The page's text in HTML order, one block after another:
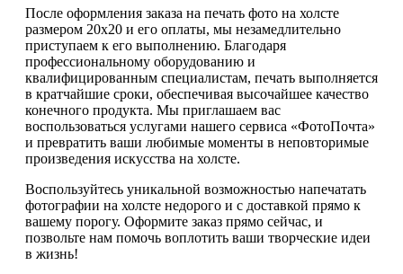
После оформления заказа на печать фото на холсте
размером 20х20 и его оплаты, мы незамедлительно
приступаем к его выполнению. Благодаря
профессиональному оборудованию и
квалифицированным специалистам, печать выполняется
в кратчайшие сроки, обеспечивая высочайшее качество
конечного продукта. Мы приглашаем вас
воспользоваться услугами нашего сервиса «ФотоПочта»
и превратить ваши любимые моменты в неповторимые
произведения искусства на холсте.
Воспользуйтесь уникальной возможностью напечатать
фотографии на холсте недорого и с доставкой прямо к
вашему порогу. Оформите заказ прямо сейчас, и
позвольте нам помочь воплотить ваши творческие идеи
в жизнь!